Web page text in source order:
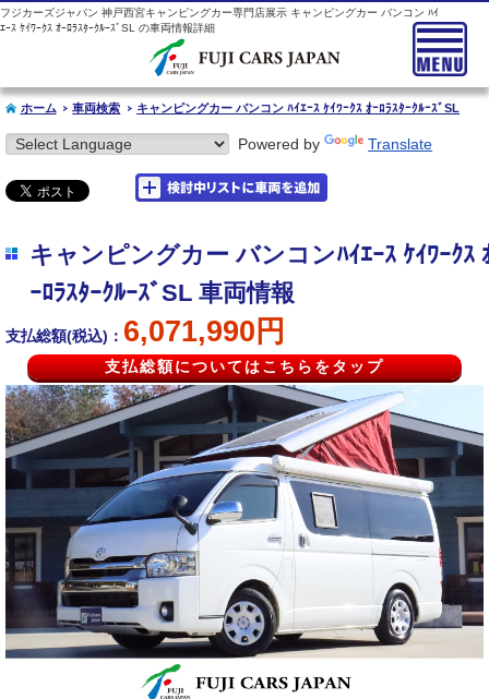
フジカーズジャパン 神戸西宮キャンピングカー専門店展示 キャンピングカー バンコン ﾊｲ
ｴｰｽ ｹｲﾜｰｸｽ ｵｰﾛﾗｽﾀｰｸﾙｰｽﾞSL の車両情報詳細
ホーム 車両検索 キャンピングカー バンコン ﾊｲｴｰｽ ｹｲﾜｰｸｽ ｵｰﾛﾗｽﾀｰｸﾙｰｽﾞSL
Powered by Translate
キャンピングカー バンコンﾊｲｴｰｽ ｹｲﾜｰｸｽ
ｰﾛﾗｽﾀｰｸﾙｰｽﾞSL 車両情報
支払総額(税込)： 6,071,990円
支払総額についてはこちらをタップ